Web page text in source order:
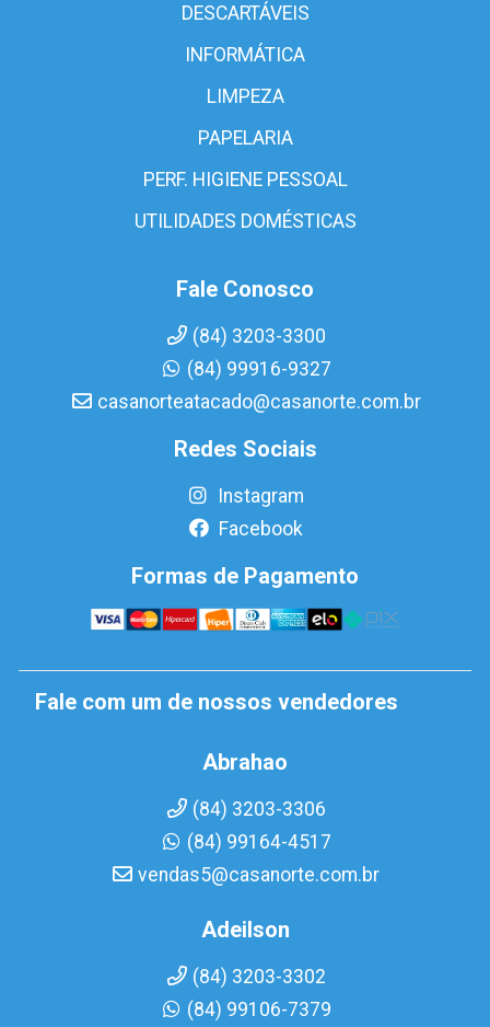
DESCARTÁVEIS
INFORMÁTICA
LIMPEZA
PAPELARIA
PERF. HIGIENE PESSOAL
UTILIDADES DOMÉSTICAS
Fale Conosco
(84) 3203-3300
(84) 99916-9327
casanorteatacado@casanorte.com.br
Redes Sociais
Instagram
Facebook
Formas de Pagamento
Fale com um de nossos vendedores
Abrahao
(84) 3203-3306
(84) 99164-4517
vendas5@casanorte.com.br
Adeilson
(84) 3203-3302
(84) 99106-7379